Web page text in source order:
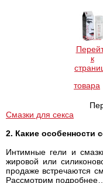
к
товара
Смазки для секса
2. Какие особенности
Интимные гели и
жировой или
продаже встречаются
Рассмотрим подробнее…